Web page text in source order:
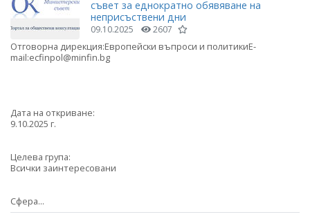
съвет за еднократно обявяване на
неприсъствени дни
09.10.2025 2607
Отговорна дирекция:Европейски въпроси и политикиE-
mail:ecfinpol@minfin.bg
Дата на откриване:
9.10.2025 г.
Целева група:
Всички заинтересовани
Сфера...